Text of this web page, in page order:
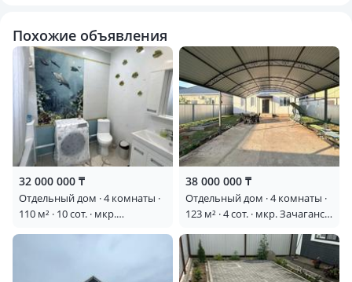
Похожие объявления
32 000 000 ₸
Отдельный дом · 4 комнаты ·
110 м² · 10 сот. · мкр.
38 000 000 ₸
Отдельный дом · 4 комнаты ·
123 м² · 4 сот. · мкр. Зачаганск